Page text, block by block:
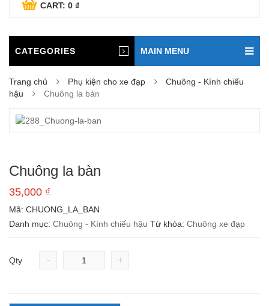
CART: 0 ₫
CATEGORIES MAIN MENU
Trang chủ Phụ kiện cho xe đạp
Chuông - Kính chiếu
hậu
Chuông la bàn
Chuông la bàn
35,000 ₫
Mã: CHUONG_LA_BAN
Danh mục: Chuông - Kính chiếu hậu Từ khóa: Chuông xe đạp
Qty - +